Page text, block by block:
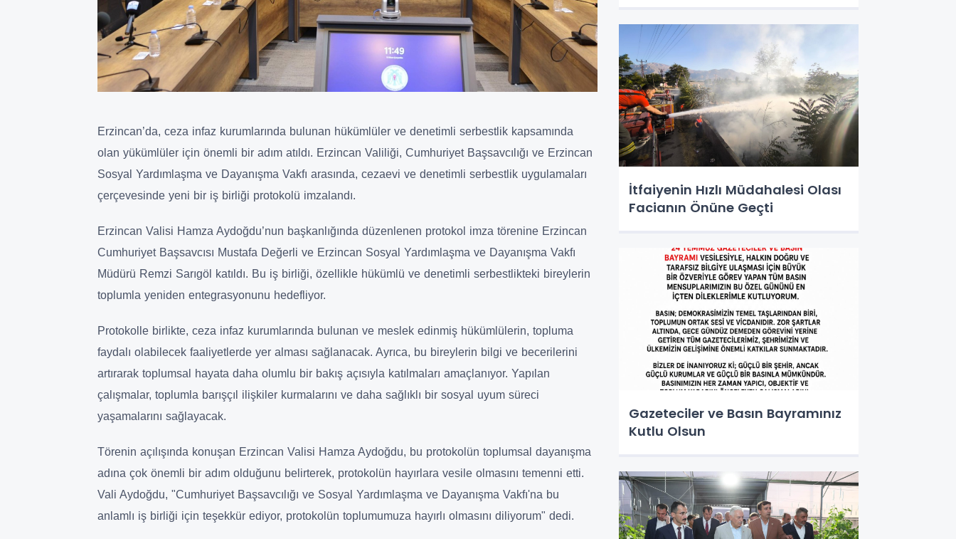
Erzincan’da, ceza infaz kurumlarında bulunan hükümlüler ve denetimli serbestlik kapsamında
olan yükümlüler için önemli bir adım atıldı. Erzincan Valiliği, Cumhuriyet Başsavcılığı ve Erzincan
Sosyal Yardımlaşma ve Dayanışma Vakfı arasında, cezaevi ve denetimli serbestlik uygulamaları
çerçevesinde yeni bir iş birliği protokolü imzalandı.
Erzincan Valisi Hamza Aydoğdu’nun başkanlığında düzenlenen protokol imza törenine Erzincan
Cumhuriyet Başsavcısı Mustafa Değerli ve Erzincan Sosyal Yardımlaşma ve Dayanışma Vakfı
Müdürü Remzi Sarıgöl katıldı. Bu iş birliği, özellikle hükümlü ve denetimli serbestlikteki bireylerin
toplumla yeniden entegrasyonunu hedefliyor.
Protokolle birlikte, ceza infaz kurumlarında bulunan ve meslek edinmiş hükümlülerin, topluma
faydalı olabilecek faaliyetlerde yer alması sağlanacak. Ayrıca, bu bireylerin bilgi ve becerilerini
artırarak toplumsal hayata daha olumlu bir bakış açısıyla katılmaları amaçlanıyor. Yapılan
çalışmalar, toplumla barışçıl ilişkiler kurmalarını ve daha sağlıklı bir sosyal uyum süreci
yaşamalarını sağlayacak.
Törenin açılışında konuşan Erzincan Valisi Hamza Aydoğdu, bu protokolün toplumsal dayanışma
adına çok önemli bir adım olduğunu belirterek, protokolün hayırlara vesile olmasını temenni etti.
Vali Aydoğdu, "Cumhuriyet Başsavcılığı ve Sosyal Yardımlaşma ve Dayanışma Vakfı'na bu
anlamlı iş birliği için teşekkür ediyor, protokolün toplumumuza hayırlı olmasını diliyorum" dedi.
İtfaiyenin Hızlı Müdahalesi Olası
Facianın Önüne Geçti
Gazeteciler ve Basın Bayramınız
Kutlu Olsun